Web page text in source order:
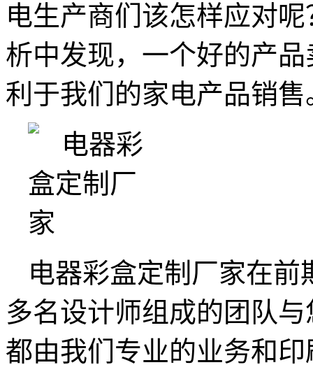
电生产商们该怎样应对
析中发现，一个好的产
利于我们的家电产品销售
电器彩盒定制厂家在
多名设计师组成的团队
都由我们专业的业务和